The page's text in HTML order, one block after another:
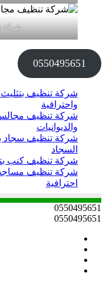
شركة
0550495651
شركة تنظيف
واحترافية
شركة تنظيف مجالس
والديوانيات
شركة تنظيف سجاد
السجاد
شركة تنظيف كنب
شركة تنظيف مساجد
احترافية
0550495651
0550495651